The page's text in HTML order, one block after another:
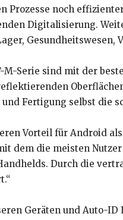
Prozesse noch
Digitalisierung.
Gesundheitswesen,
Serie sind mit der
Fertigung selbst die
Vorteil für Android
dem die meisten
Durch die
Geräten und Auto-